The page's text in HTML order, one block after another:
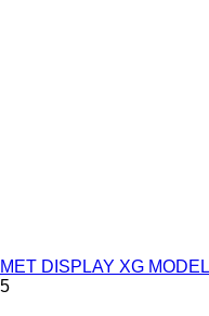
MET DISPLAY XG
5